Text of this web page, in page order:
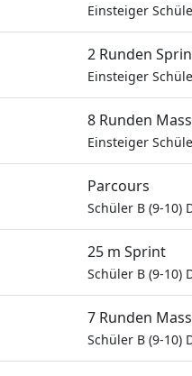
Einsteiger
2 Runden
Einsteiger
8 Runden
Einsteiger
Parcours
Schüler B (9-10)
25 m Sprint
Schüler B (9-10)
7 Runden
Schüler B (9-10)